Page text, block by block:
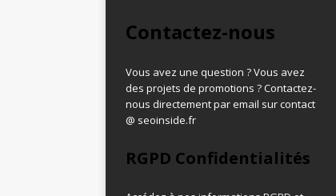
Contactez-nous
Vous avez une question ? Vous avez
des projets de promotions ? Contactez-
nous directement par email sur contact
@ seoinside.fr
RGPD Confidentialités